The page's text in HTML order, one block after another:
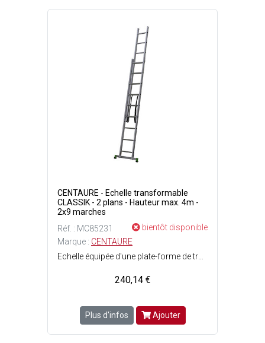
CENTAURE - Echelle transformable
CLASSIK - 2 plans - Hauteur max. 4m -
2x9 marches
Réf. : MC85231
bientôt disponible
Marque : CENTAURE
240,14 €
Plus d'infos Ajouter